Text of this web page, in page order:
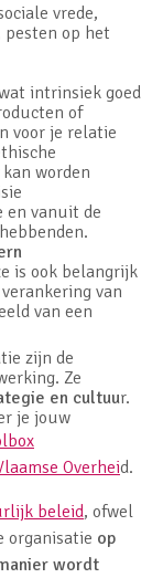
vrede,
op het
intrinsiek goed
of
voor je relatie
kan worden
en vanuit de
is ook belangrijk
van
van een
zijn de
Ze
en cultuur.
je jouw
Overheid.
beleid, ofwel
organisatie op
wordt